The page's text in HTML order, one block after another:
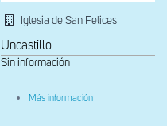
Iglesia de San Felices
Uncastillo
Sin información
Más información